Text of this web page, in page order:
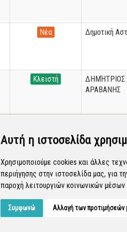
Αυτή η ιστοσελίδα
Χρησιμοποιούμε cookies και άλλες
περιήγησης στην ιστοσελίδα μας, για
παροχή λειτουργιών κοινωνικών
Συμφωνώ Αλλαγή των προτιμήσεών
Νέα Δημοτική
Κλειστή
ΔΗΜΉΤΡΙΟΣ
ΑΡΑΒΑΝΗΣ